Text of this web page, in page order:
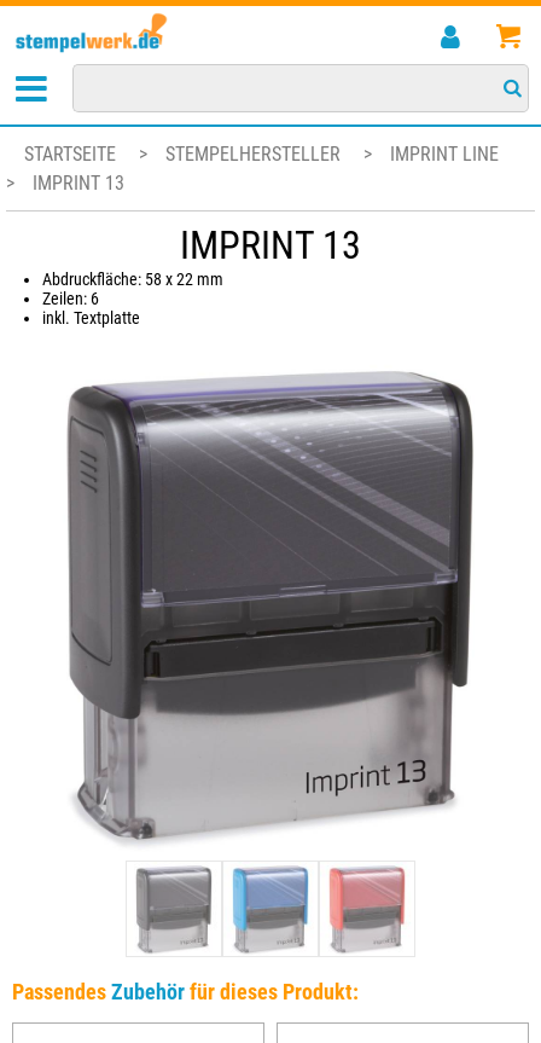
STARTSEITE > STEMPELHERSTELLER >
IMPRINT LINE
>
IMPRINT 13
IMPRINT 13
Abdruckfläche: 58 x 22 mm
Zeilen: 6
inkl. Textplatte
PassendesZubehörfür dieses Produkt: